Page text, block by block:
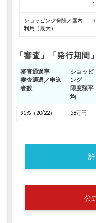
ショッピング保険／国内
利用（最大）
「審査」「発行期間
審査通過率
審査通過／申込
者数
ショッピ
ング
限度額平
均
91%（20/22） 58万円
公